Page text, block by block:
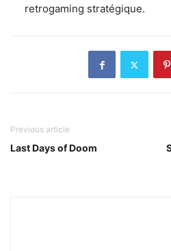
retrogaming stratégique.
Previous article
Last Days of Doom